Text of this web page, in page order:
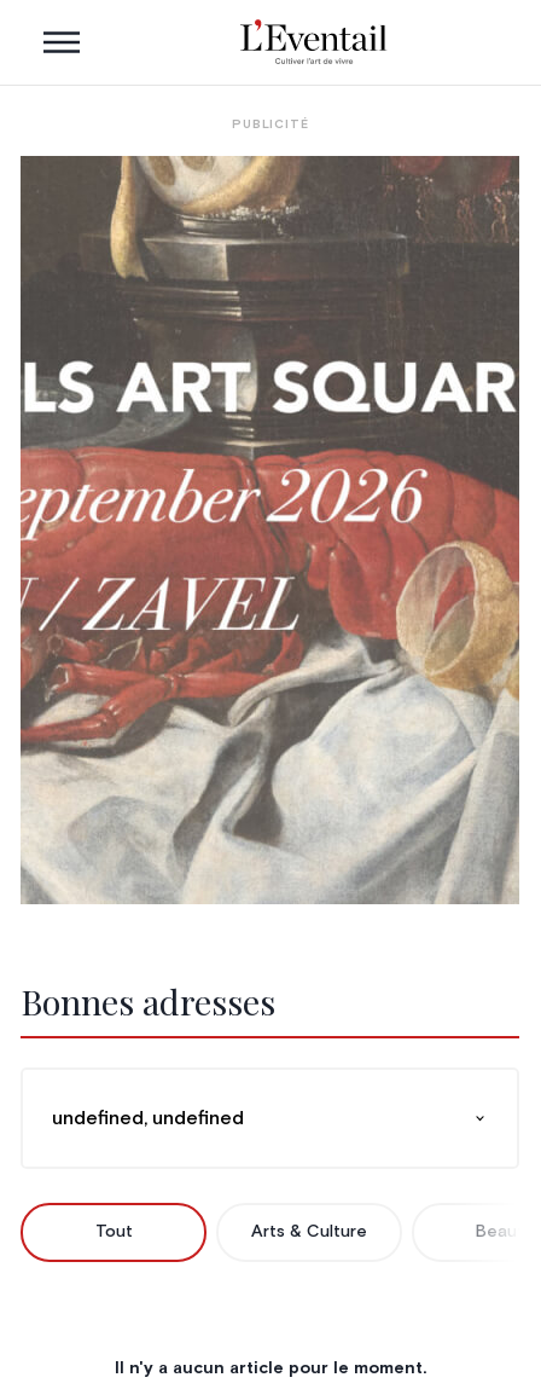
PUBLICITÉ
Bonnes adresses
undefined, undefined
Tout Arts & Culture Beauté
Il n'y a aucun article pour le moment.